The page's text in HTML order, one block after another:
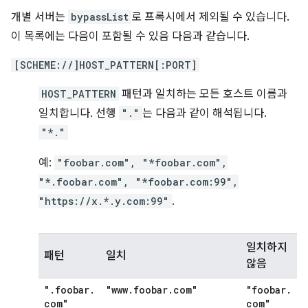
개별 서버는 bypassList 로 프록시에서 제외될 수 있습니다.
이 목록에는 다음이 포함될 수 있음 다음과 같습니다.
[SCHEME://]HOST_PATTERN[:PORT]
HOST_PATTERN 패턴과 일치하는 모든 호스트 이름과
일치합니다. 선행
"." 는 다음과 같이 해석됩니다.
"*."
예: "foobar.com", "*foobar.com",
"*.foobar.com", "*foobar.com:99",
"https://x.*.y.com:99" .
패턴 일치
일치하지
않음
" . foobar.
com"
"www. foobar. com" "foobar.
com"